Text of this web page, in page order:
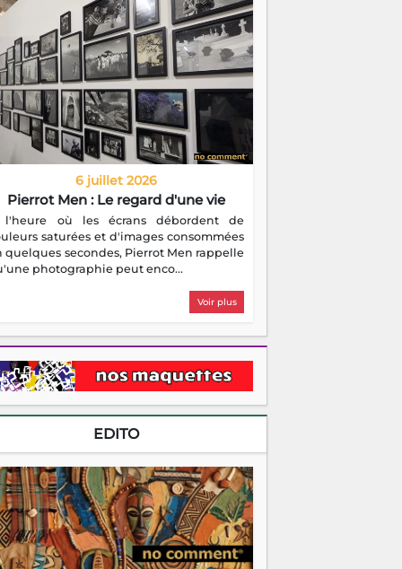
6 juillet 2026
Pierrot Men : Le regard d'une vie
l'heure où les écrans débordent de
saturées et d'images consommées
quelques secondes, Pierrot Men rappelle
photographie peut enco...
Voir plus
EDITO